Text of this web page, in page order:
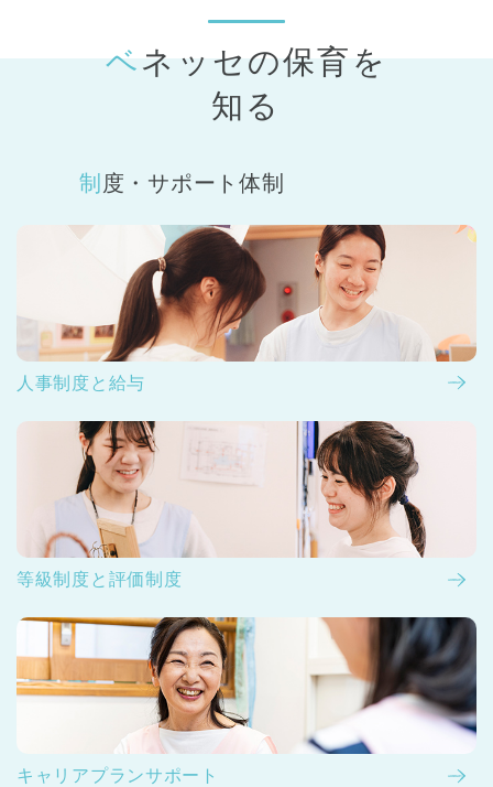
ベネッセの保育を
知る
制度・サポート体制
人事制度と給与
等級制度と評価制度
キャリアプランサポート